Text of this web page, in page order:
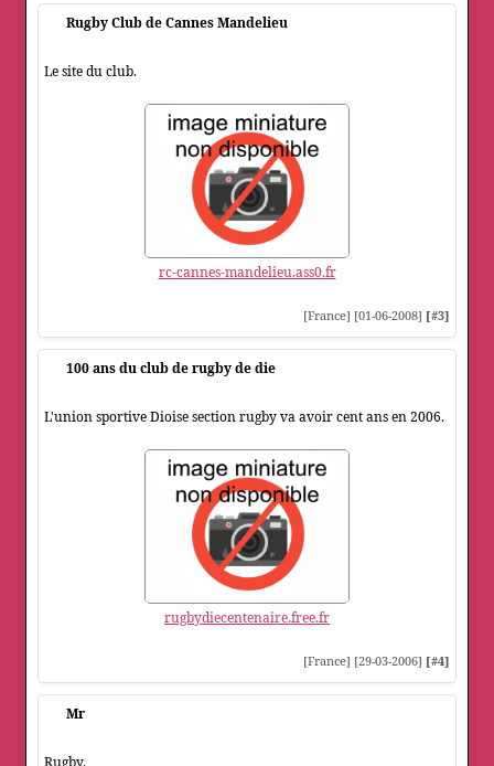
Rugby Club de Cannes Mandelieu
Le site du club.
rc-cannes-mandelieu.ass0.fr
[France] [01-06-2008] [#3]
100 ans du club de rugby de die
L'union sportive Dioise section rugby va avoir cent ans en 2006.
rugbydiecentenaire.free.fr
[France] [29-03-2006] [#4]
Mr